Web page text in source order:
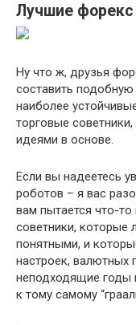
Лучшие форекс
Ну что ж, друзья
составить
наиболее
торговые
идеями в основе.
Если вы надеетесь
роботов – я вас
вам пытается что-
советники, которые
понятными, и
настроек, валютных
неподходящие годы
к тому самому